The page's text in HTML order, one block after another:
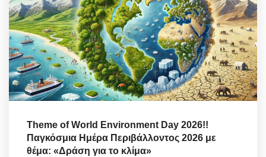
Theme of World Environment Day 2026!!
Παγκόσμια Ημέρα Περιβάλλοντος 2026 με
θέμα: «Δράση για το κλίμα»